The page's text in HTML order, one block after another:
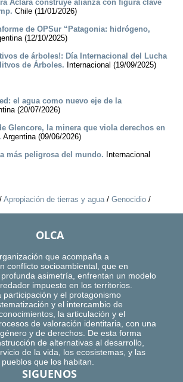
Aclara construye alianza con figura clave
Chile (11/01/2026)
de OPSur “Patagonia: hidrógeno,
(12/10/2025)
de árboles!: Día Internacional del Lucha
de Árboles. Internacional (19/09/2025)
el agua como nuevo eje de la
(20/07/2026)
Glencore, la minera que viola derechos en
Argentina (09/06/2026)
más peligrosa del mundo. Internacional
/ Apropiación de tierras y agua/ Genocidio /
OLCA
que acompaña a
conflicto socioambiental, que en
asimetría, enfrentan un modelo
impuesto en los territorios.
participación y el protagonismo
y el intercambio de
la articulación y el
de valoración identitaria, con una
y de derechos. De esta forma
de alternativas al desarrollo,
de la vida, los ecosistemas, y las
que los habitan.
SIGUENOS